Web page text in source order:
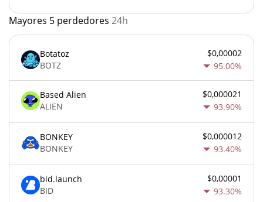
Mayores 5 perdedores 24h
Botatoz
BOTZ
$0,00002
95.00%
Based Alien
ALIEN
$0,000021
93.90%
BONKEY
BONKEY
$0,000012
93.40%
bid.launch
BID
$0,00001
93.30%